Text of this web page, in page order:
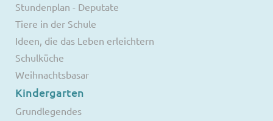
Stundenplan - Deputate
Tiere in der Schule
Ideen, die das Leben erleichtern
Schulküche
Weihnachtsbasar
Kindergarten
Grundlegendes